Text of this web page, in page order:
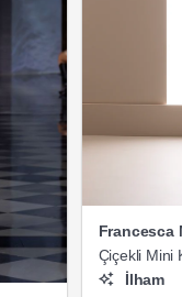
Francesca
Çiçekli Mini
Gelinlikİlham